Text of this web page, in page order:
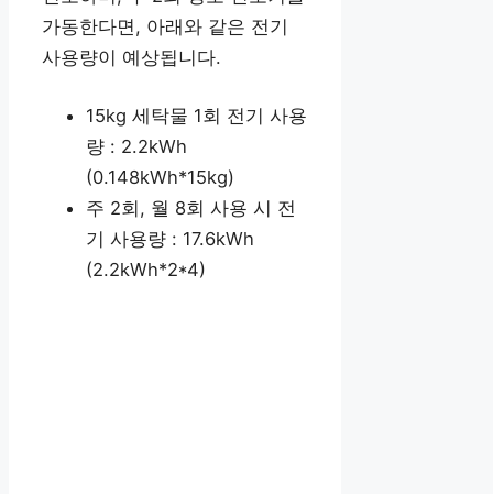
가동한다면, 아래와 같은 전기
사용량이 예상됩니다.
15kg 세탁물 1회 전기 사용
량 : 2.2kWh
(0.148kWh*15kg)
주 2회, 월 8회 사용 시 전
기 사용량 : 17.6kWh
(2.2kWh*2*4)